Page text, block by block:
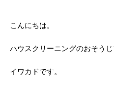
こんにちは。
ハウスクリーニングのおそう
イワカドです。